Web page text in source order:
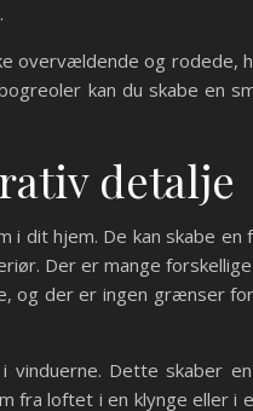
overvældende og rodede,
kan du skabe en
detalje
dit hjem. De kan skabe en
Der er mange
og der er ingen grænser
Dette skaber
fra loftet i en klynge eller i